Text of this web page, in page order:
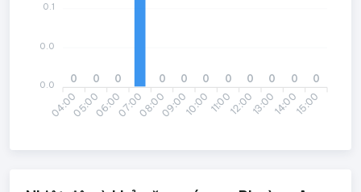
04:0005:0006:0007:0008:0009:0010:0011:0012:0013:0014:0015:00
0 0 0 0 0 0 0 0 0 0 0
0.1
0.0
0.0